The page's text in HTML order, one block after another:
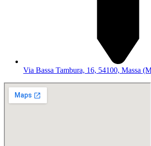
Via Bassa Tambura, 16, 54100, Massa